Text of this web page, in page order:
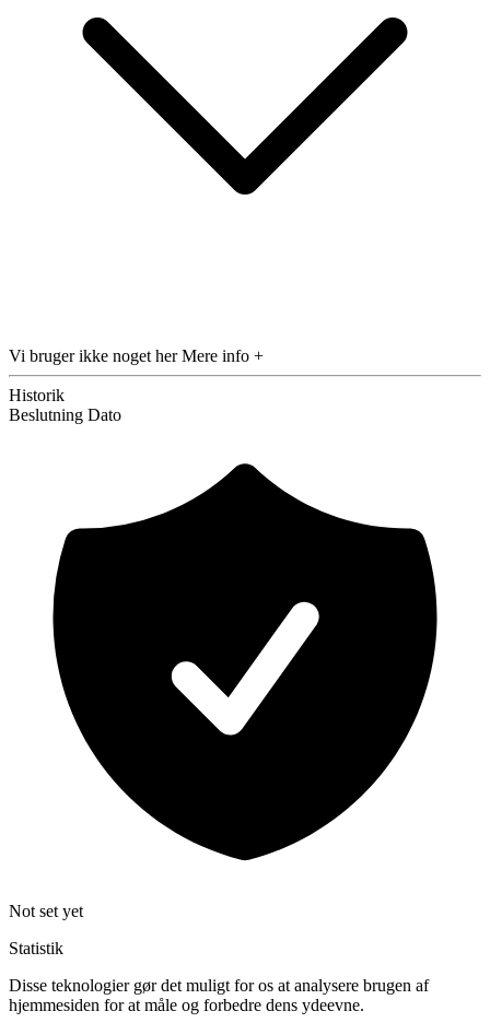
Vi bruger ikke noget herMere info +
Historik
Beslutning Dato
Not set yet
Statistik
Disse teknologier gør det muligt for os at analysere brugen af
hjemmesiden for at måle og forbedre dens ydeevne.